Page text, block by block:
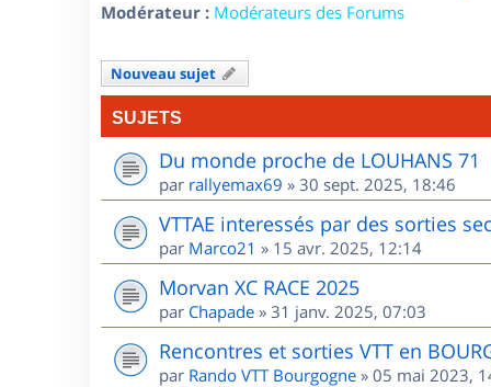
Modérateur : Modérateurs des Forums
Nouveau sujet
SUJETS
Du monde proche de LOUHANS 71
par rallyemax69 » 30 sept. 2025, 18:46
VTTAE interessés par des sorties
par Marco21 » 15 avr. 2025, 12:14
Morvan XC RACE 2025
par Chapade » 31 janv. 2025, 07:03
Rencontres et sorties VTT en
par Rando VTT Bourgogne » 05 mai 2023,